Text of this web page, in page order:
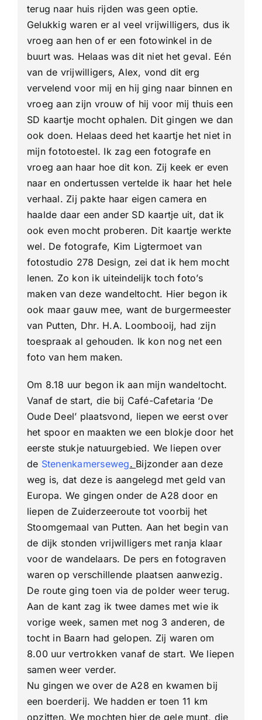
terug naar huis rijden was geen optie.
Gelukkig waren er al veel vrijwilligers, dus ik
vroeg aan hen of er een fotowinkel in de
buurt was. Helaas was dit niet het geval. Eén
van de vrijwilligers, Alex, vond dit erg
vervelend voor mij en hij ging naar binnen en
vroeg aan zijn vrouw of hij voor mij thuis een
SD kaartje mocht ophalen. Dit gingen we dan
ook doen. Helaas deed het kaartje het niet in
mijn fototoestel. Ik zag een fotografe en
vroeg aan haar hoe dit kon. Zij keek er even
naar en ondertussen vertelde ik haar het hele
verhaal. Zij pakte haar eigen camera en
haalde daar een ander SD kaartje uit, dat ik
ook even mocht proberen. Dit kaartje werkte
wel. De fotografe, Kim Ligtermoet van
fotostudio 278 Design, zei dat ik hem mocht
lenen. Zo kon ik uiteindelijk toch foto’s
maken van deze wandeltocht. Hier begon ik
ook maar gauw mee, want de burgermeester
van Putten, Dhr. H.A. Loombooij, had zijn
toespraak al gehouden. Ik kon nog net een
foto van hem maken.
Om 8.18 uur begon ik aan mijn wandeltocht.
Vanaf de start, die bij Café-Cafetaria ‘De
Oude Deel’ plaatsvond, liepen we eerst over
het spoor en maakten we een blokje door het
eerste stukje natuurgebied. We liepen over
de Stenenkamerseweg. Bijzonder aan deze
weg is, dat deze is aangelegd met geld van
Europa. We gingen onder de A28 door en
liepen de Zuiderzeeroute tot voorbij het
Stoomgemaal van Putten. Aan het begin van
de dijk stonden vrijwilligers met ranja klaar
voor de wandelaars. De pers en fotograven
waren op verschillende plaatsen aanwezig.
De route ging toen via de polder weer terug.
Aan de kant zag ik twee dames met wie ik
vorige week, samen met nog 3 anderen, de
tocht in Baarn had gelopen. Zij waren om
8.00 uur vertrokken vanaf de start. We liepen
samen weer verder.
Nu gingen we over de A28 en kwamen bij
een boerderij. We hadden er toen 11 km
opzitten. We mochten hier de gele munt, die